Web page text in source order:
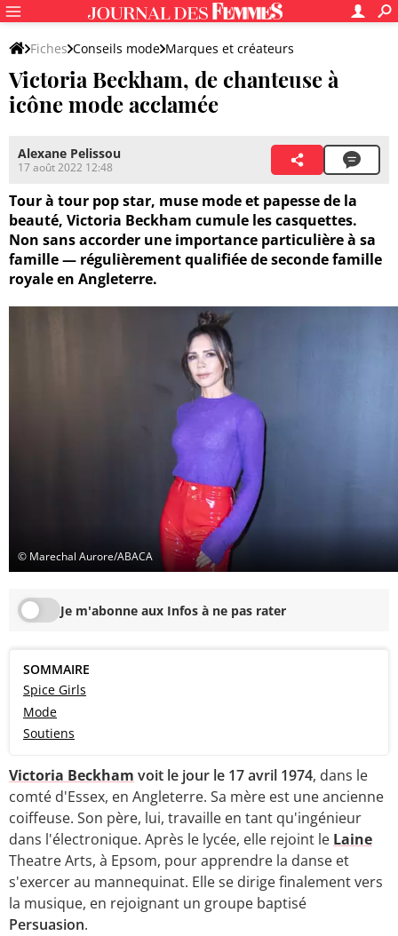
Fiches Conseils mode Marques et créateurs
Créateurs et stylistes
Victoria Beckham, de chanteuse à
icône mode acclamée
Alexane Pelissou
17 août 2022 12:48
Tour à tour pop star, muse mode et papesse de la
beauté, Victoria Beckham cumule les casquettes.
Non sans accorder une importance particulière à sa
famille — régulièrement qualifiée de seconde famille
royale en Angleterre.
© Marechal Aurore/ABACA
Je m'abonne aux Infos à ne pas rater
SOMMAIRE
Spice Girls
Mode
Soutiens
Victoria Beckham voit le jour le 17 avril 1974, dans le
comté d'Essex, en Angleterre. Sa mère est une ancienne
coiffeuse. Son père, lui, travaille en tant qu'ingénieur
dans l'électronique. Après le lycée, elle rejoint le Laine
Theatre Arts, à Epsom, pour apprendre la danse et
s'exercer au mannequinat. Elle se dirige finalement vers
la musique, en rejoignant un groupe baptisé
Persuasion.